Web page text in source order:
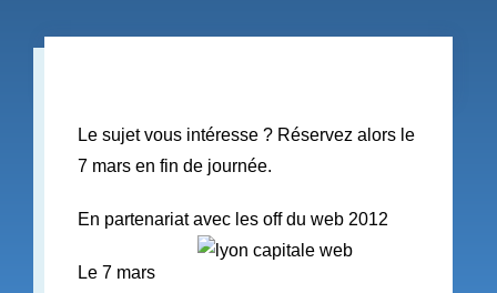
Le sujet vous intéresse ? Réservez alors le
7 mars en fin de journée.
En partenariat avec les off du web 2012
Le 7 mars